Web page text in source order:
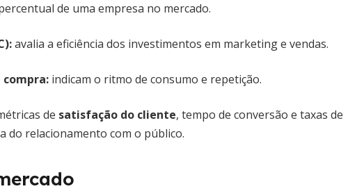
de uma empresa no mercado.
:avalia a eficiência dos investimentos em marketing e vendas.
compra: indicam o ritmo de consumo e repetição.
de satisfação do cliente, tempo de conversão e taxas de
do relacionamento com o público.